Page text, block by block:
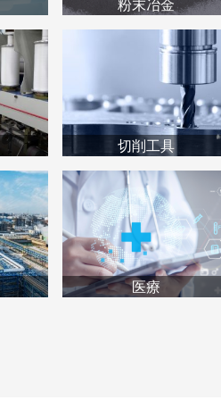
粉末冶金
切削工具
医療